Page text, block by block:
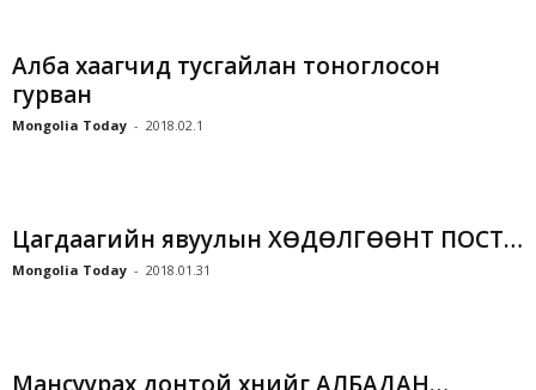
Алба хаагчид тусгайлан тоноглосон
гурван
Mongolia Today - 2018.02.1
Цагдаагийн явуулын ХӨДӨЛГӨӨНТ ПОСТ…
Mongolia Today - 2018.01.31